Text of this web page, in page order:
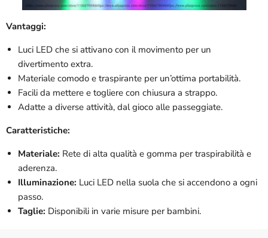
Vantaggi:
Luci LED che si attivano con il movimento per un
divertimento extra.
Materiale comodo e traspirante per un’ottima portabilità.
Facili da mettere e togliere con chiusura a strappo.
Adatte a diverse attività, dal gioco alle passeggiate.
Caratteristiche:
Materiale: Rete di alta qualità e gomma per traspirabilità e
aderenza.
Illuminazione: Luci LED nella suola che si accendono a ogni
passo.
Taglie: Disponibili in varie misure per bambini.